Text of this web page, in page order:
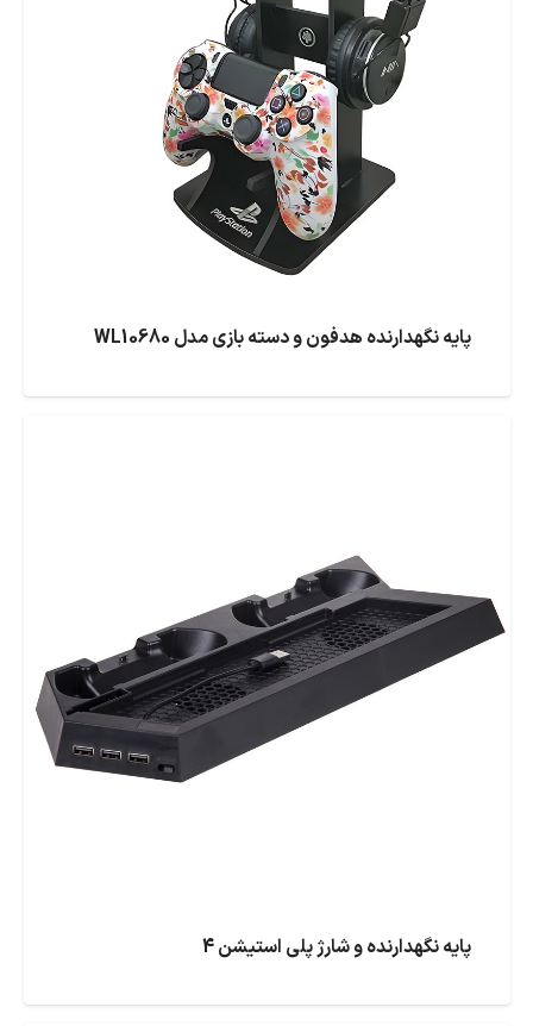
پایه نگهدارنده هدفون و دسته بازی مدل WL10680
پایه نگهدارنده و شارژ پلی استیشن 4